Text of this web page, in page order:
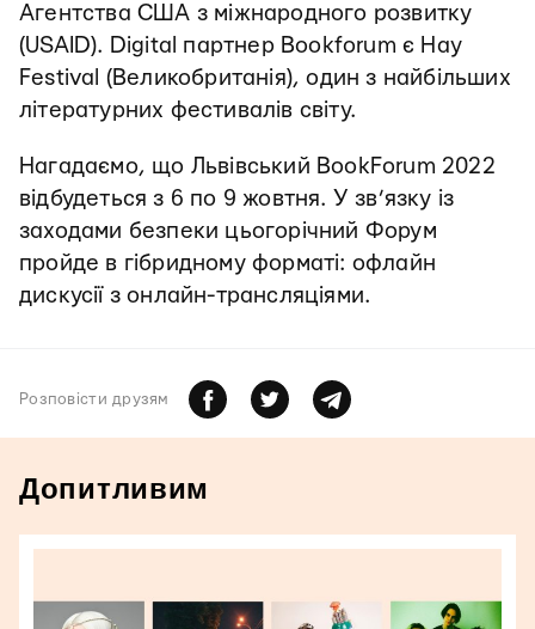
Агентства США з міжнародного розвитку
(USAID). Digital партнер Bookforum є Hay
Festival (Великобританія), один з найбільших
літературних фестивалів світу.
Нагадаємо, що Львівський BookForum 2022
відбудеться з 6 по 9 жовтня. У зв’язку із
заходами безпеки цьогорічний Форум
пройде в гібридному форматі: офлайн
дискусії з онлайн-трансляціями.
Розповiсти друзям
Допитливим